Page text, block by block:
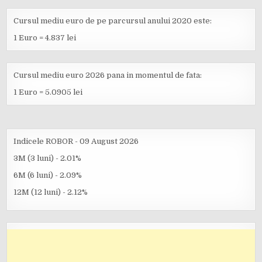
Cursul mediu euro de pe parcursul anului 2020 este:
1 Euro = 4.837 lei
Cursul mediu euro 2026 pana in momentul de fata:
1 Euro = 5.0905 lei
Indicele ROBOR - 09 August 2026
3M (3 luni) - 2.01%
6M (6 luni) - 2.09%
12M (12 luni) - 2.12%